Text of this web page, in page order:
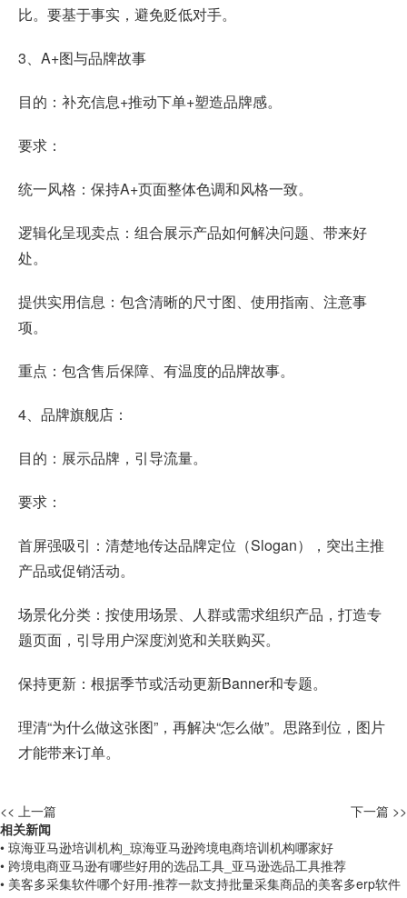
比。要基于事实，避免贬低对手。
3、A+图与品牌故事
目的：补充信息+推动下单+塑造品牌感。
要求：
统一风格：保持A+页面整体色调和风格一致。
逻辑化呈现卖点：组合展示产品如何解决问题、带来好
处。
提供实用信息：包含清晰的尺寸图、使用指南、注意事
项。
重点：包含售后保障、有温度的品牌故事。
4、品牌旗舰店：
目的：展示品牌，引导流量。
要求：
首屏强吸引：清楚地传达品牌定位（Slogan），突出主推
产品或促销活动。
场景化分类：按使用场景、人群或需求组织产品，打造专
题页面，引导用户深度浏览和关联购买。
保持更新：根据季节或活动更新Banner和专题。
理清“为什么做这张图”，再解决“怎么做”。思路到位，图片
才能带来订单。
<< 上一篇
下一篇 >>
相关新闻
• 琼海亚马逊培训机构_琼海亚马逊跨境电商培训机构哪家好
• 跨境电商亚马逊有哪些好用的选品工具_亚马逊选品工具推荐
• 美客多采集软件哪个好用-推荐一款支持批量采集商品的美客多erp软件